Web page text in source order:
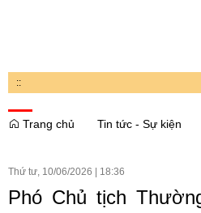
::
Trang chủ
Tin tức - Sự kiện
Thứ tư, 10/06/2026 18:36
Phó Chủ tịch